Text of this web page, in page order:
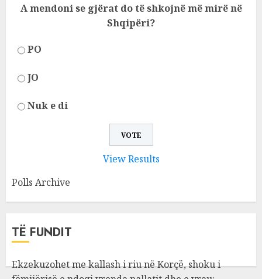
A mendoni se gjërat do të shkojnë më mirë në
Shqipëri?
PO
JO
Nuk e di
View Results
Polls Archive
TË FUNDIT
Ekzekuzohet me kallash i riu në Korçë, shoku i